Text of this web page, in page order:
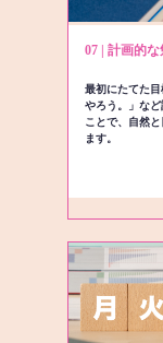
07 | 計画的
最初にたてた
やろう。」な
ことで、自然
ます。